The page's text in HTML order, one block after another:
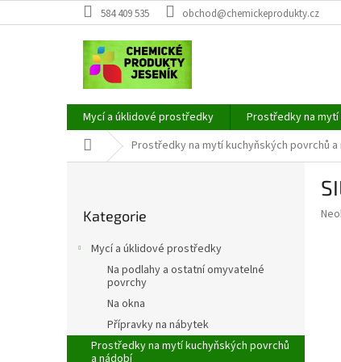
na
584 409 535 obchod@chemickeprodukty.cz
Mycí a úklidové prostředky Prostředky na
Domů Prostředky na mytí kuchyňských povrchů a
p
kategorie
Kategorie
Mycí a úklidové prostředky
Na podlahy a ostatní omyvatelné
povrchy
Na okna
Přípravky na nábytek
Prostředky na mytí kuchyňských povrchů
a nádobí